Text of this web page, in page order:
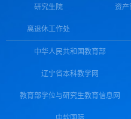
研究生院 资产
离退休工作处
中华人民共和国教育部
辽宁省本科教学网
教育部学位与研究生教育信息网